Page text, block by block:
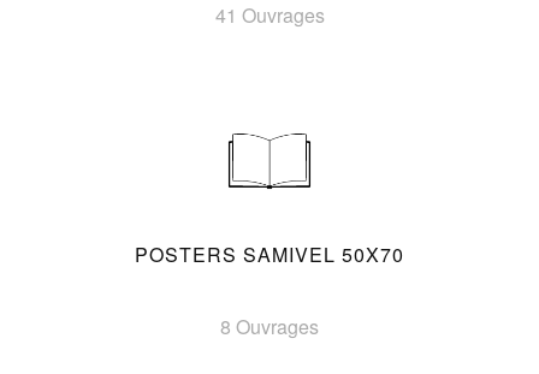
41 Ouvrages
POSTERS SAMIVEL 50X70
8 Ouvrages